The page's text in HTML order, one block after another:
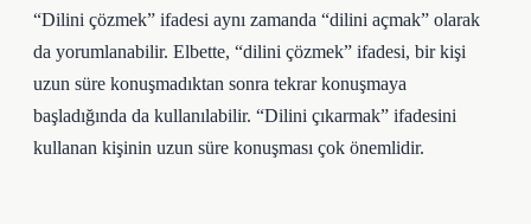
“Dilini çözmek” ifadesi aynı zamanda “dilini açmak” olarak
da yorumlanabilir. Elbette, “dilini çözmek” ifadesi, bir kişi
uzun süre konuşmadıktan sonra tekrar konuşmaya
başladığında da kullanılabilir. “Dilini çıkarmak” ifadesini
kullanan kişinin uzun süre konuşması çok önemlidir.